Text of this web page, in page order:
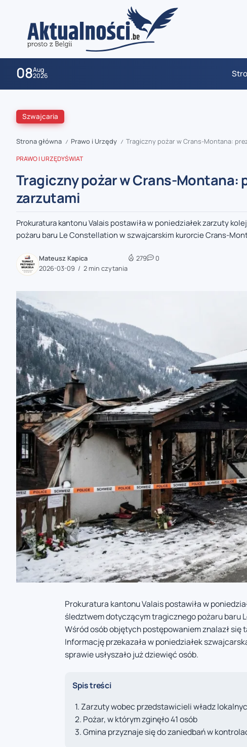
08Aug
2026
zaobserwuj nas
zaobserwuj nas
zaobserwuj nas
zaobserwuj nas
zaobserwuj nas
Szwajcaria
Strona główna / Prawo i Urzędy / Tragiczny pożar w Crans-Montana:
PRAWO I URZĘDYŚWIAT
Tragiczny pożar w Crans-Montana:
zarzutami
Prokuratura kantonu Valais postawiła w poniedziałek zarzuty
pożaru baru Le Constellation w szwajcarskim kurorcie Crans-
Mateusz Kapica
2026-03-09
2 min czytania
279 0
Prokuratura kantonu Valais postawiła w
śledztwem dotyczącym tragicznego pożaru baru
Wśród osób objętych postępowaniem znalazł
Informację przekazała w poniedziałek
sprawie usłyszało już dziewięć osób.
Spis treści
Zarzuty wobec przedstawicieli władz
Pożar, w którym zginęło 41 osób
Gmina przyznaje się do zaniedbań w